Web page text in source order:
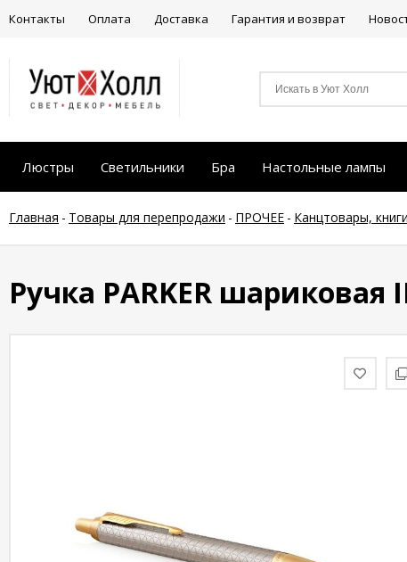
Контакты Оплата Доставка Гарантия и возврат
Люстры Светильники Бра Настольные лампы
Главная - Товары для перепродажи - ПРОЧЕЕ - Канцтовары, книги
Ручка PARKER шариковая